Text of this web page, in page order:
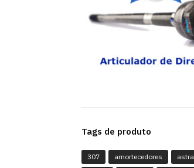
Tags de produto
307 amortecedores
astra